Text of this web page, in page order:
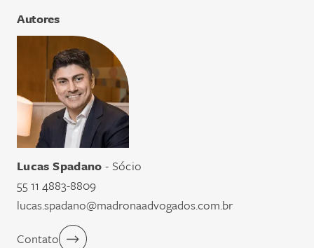
Autores
Lucas Spadano - Sócio
55 11 4883-8809
lucas.spadano@madronaadvogados.com.br
Contato